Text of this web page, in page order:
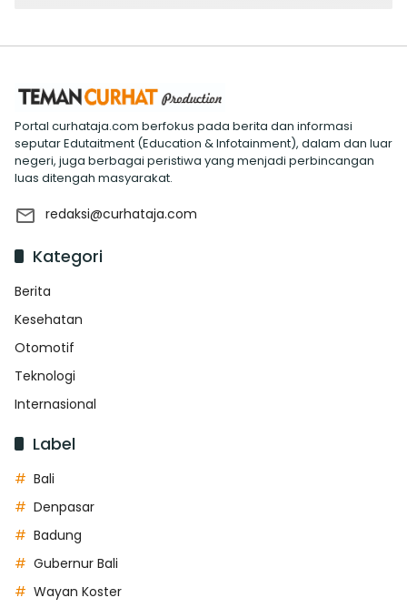
Portal curhataja.com berfokus pada berita dan informasi
seputar Edutaitment (Education & Infotainment), dalam dan luar
negeri, juga berbagai peristiwa yang menjadi perbincangan
luas ditengah masyarakat.
redaksi@curhataja.com
Kategori
Berita
Kesehatan
Otomotif
Teknologi
Internasional
Label
Bali
Denpasar
Badung
Gubernur Bali
Wayan Koster